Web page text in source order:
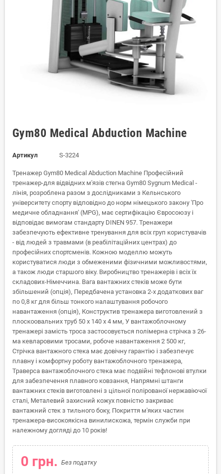
Gym80 Medical Abduction Machine
Артикул S-3224
Тренажер Gym80 Medical Abduction Machine Професійний
тренажер-для відвідних м'язів стегна Gym80 Sygnum Medical -
лінія, розроблена разом з дослідниками з Кельнського
університету спорту відповідно до норм німецького закону 'Про
медичне обладнання' (MPG), має сертифікацію Євросоюзу і
відповідає вимогам стандарту DINEN 957. Тренажери
забезпечують ефективне тренування для всіх груп користувачів
- від людей з травмами (в реабілітаційних центрах) до
професійних спортсменів. Кожною моделлю можуть
користуватися люди з обмеженими фізичними можливостями,
а також люди старшого віку. Виробництво тренажерів і всіх їх
складових-Німеччина. Вага вантажних стеків може бути
збільшений (опція), Передбачена установка 2-х додаткових ваг
по 0,8 кг для більш тонкого налаштування робочого
навантаження (опція), Конструктив тренажера виготовлений з
плоскоовальних труб 50 x 140 x 4 мм, У вантажоблочному
тренажері замість троса застосовується полімерна стрічка з 26-
ма кевларовими тросами, робоче навантаження 2 500 кг,
Стрічка вантажного стека має довічну гарантію і забезпечує
плавну і комфортну роботу вантажоблочного тренажера,
Траверса вантажоблочного стека має подвійні тефлонові втулки
для забезпечення плавного ковзання, Напрямні штанги
вантажних стеків виготовлені з цільної полірованої нержавіючої
сталі, Металевий захисний кожух повністю закриває
вантажний стек з тильного боку, Покриття м'яких частин
тренажера-високоякісна винилискожа, термін служби при
належному догляді до 10 років!
0 грн. Без податку